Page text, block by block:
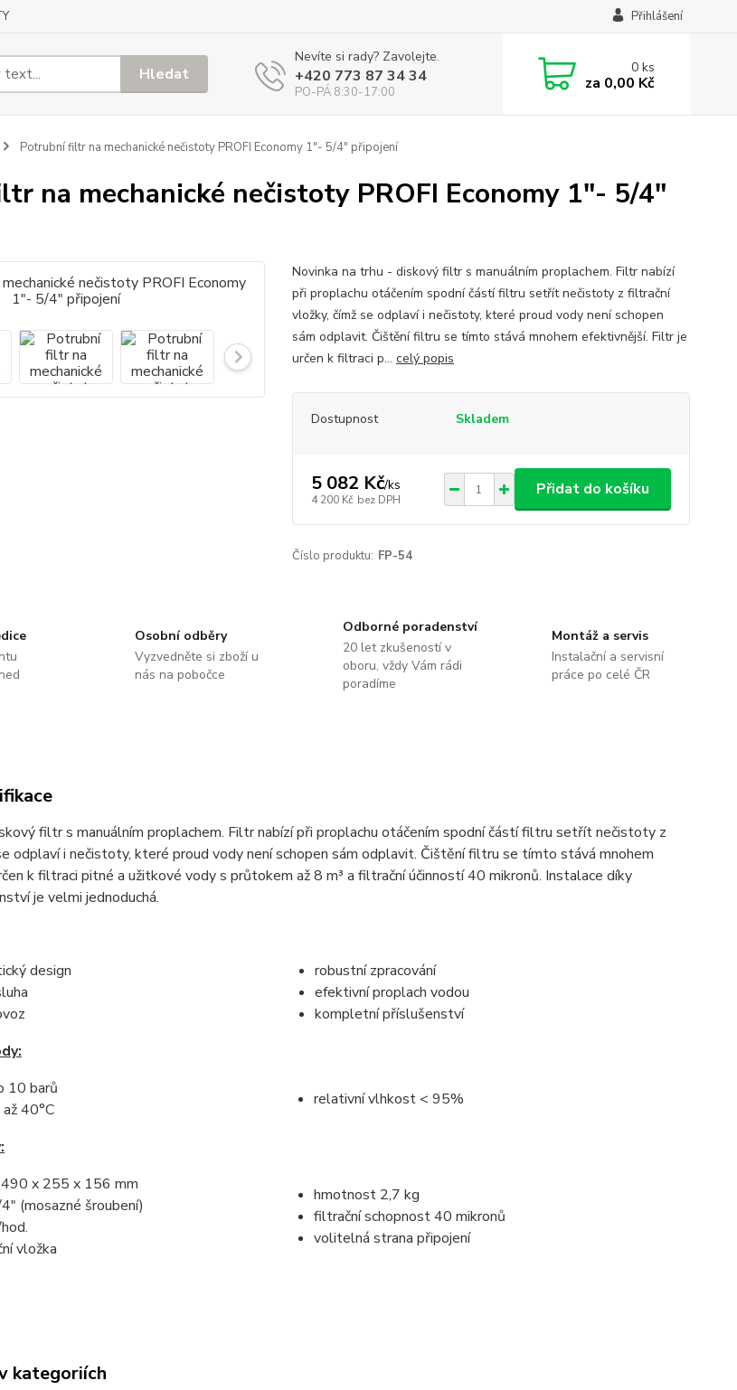
Přihlášení
Hledat
Nevíte si rady? Zavolejte.
+420 773 87 34 34
PO-PÁ 8:30-17:00
0ks
za 0,00 Kč
Potrubní filtr na mechanické nečistoty PROFI Economy 1"- 5/4" připojení
na mechanické nečistoty PROFI Economy 1"- 5/4"
Novinka na trhu - diskový filtr s manuálním proplachem. Filtr nabízí
při proplachu otáčením spodní částí filtru setřít nečistoty z filtrační
vložky, čímž se odplaví i nečistoty, které proud vody není schopen
sám odplavit. Čištění filtru se tímto stává mnohem efektivnější. Filtr je
určen k filtraci p... celý popis
Dostupnost Skladem
5 082 Kč/ks
4 200 Kč bez DPH
Přidat do košíku
Číslo produktu: FP-54
Osobní odběry
Vyzvedněte si zboží u
nás na pobočce
Odborné poradenství
20 let zkušeností v
oboru, vždy Vám rádi
poradíme
Montáž a servis
Instalační a servisní
práce po celé ČR
filtr s manuálním proplachem. Filtr nabízí při proplachu otáčením spodní částí filtru setřít nečistoty z
odplaví i nečistoty, které proud vody není schopen sám odplavit. Čištění filtru se tímto stává mnohem
k filtraci pitné a užitkové vody s průtokem až 8 m³ a filtrační účinností 40 mikronů. Instalace díky
je velmi jednoduchá.
design
robustní zpracování
efektivní proplach vodou
kompletní příslušenství
10 barů
40°C
relativní vlhkost < 95%
x 255 x 156 mm
(mosazné šroubení)
vložka
hmotnost 2,7 kg
filtrační schopnost 40 mikronů
volitelná strana připojení
kategoriích